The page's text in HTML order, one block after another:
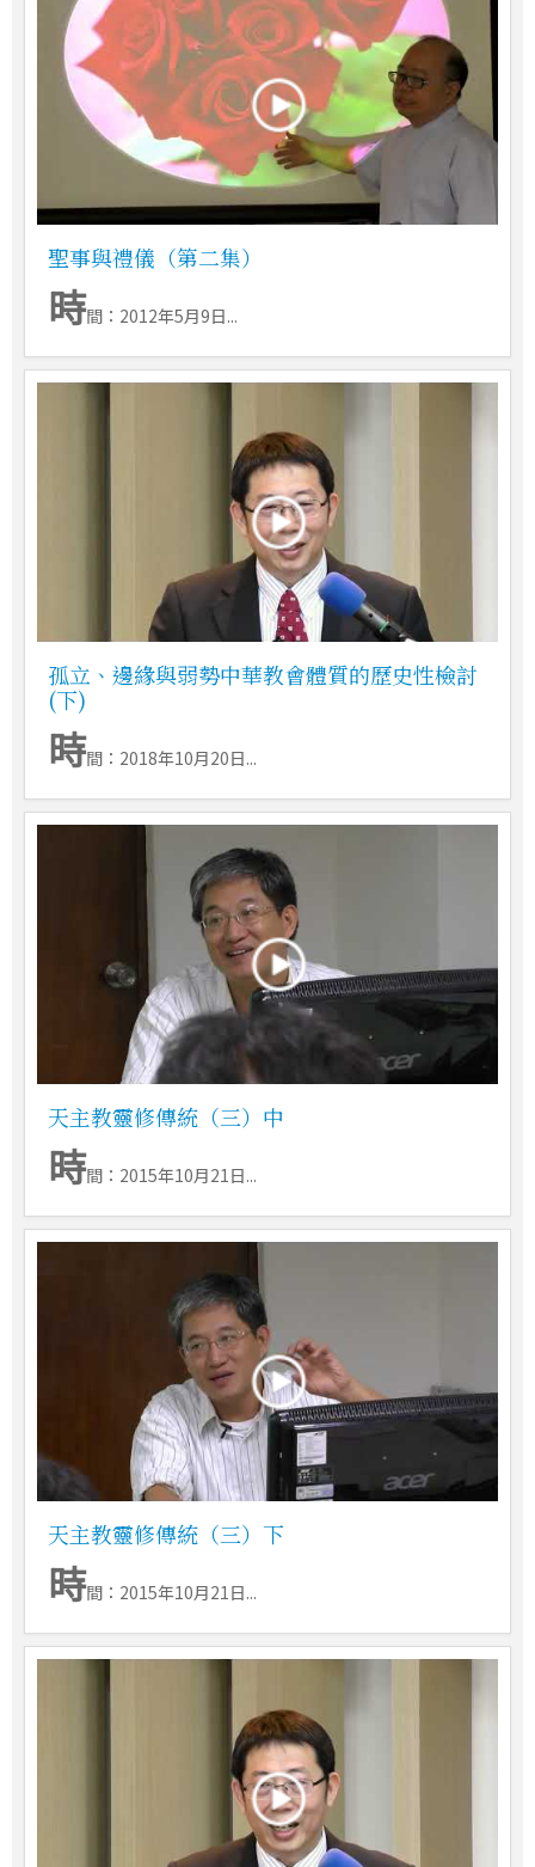
聖事與禮儀（第二集）
時間：2012年5月9日...
孤立、邊緣與弱勢中華教會體質的歷史性檢討
(下)
時間：2018年10月20日...
天主教靈修傳統（三）中
時間：2015年10月21日...
天主教靈修傳統（三）下
時間：2015年10月21日...